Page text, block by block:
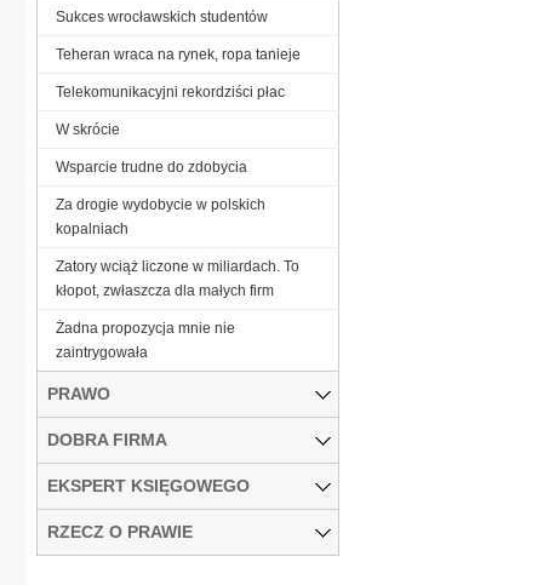
Sukces wrocławskich studentów
Teheran wraca na rynek, ropa tanieje
Telekomunikacyjni rekordziści płac
W skrócie
Wsparcie trudne do zdobycia
Za drogie wydobycie w polskich
kopalniach
Zatory wciąż liczone w miliardach. To
kłopot, zwłaszcza dla małych firm
Żadna propozycja mnie nie
zaintrygowała
PRAWO
DOBRA FIRMA
EKSPERT KSIĘGOWEGO
RZECZ O PRAWIE